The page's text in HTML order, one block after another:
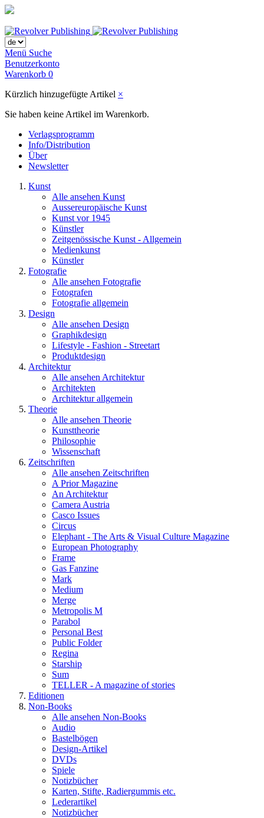
Menü Suche
Benutzerkonto
Warenkorb 0
Kürzlich hinzugefügte Artikel ×
Sie haben keine Artikel im Warenkorb.
Verlagsprogramm
Info/Distribution
Über
Newsletter
Kunst
Alle ansehen Kunst
Aussereuropäische Kunst
Kunst vor 1945
Künstler
Zeitgenössische Kunst - Allgemein
Medienkunst
Künstler
Fotografie
Alle ansehen Fotografie
Fotografen
Fotografie allgemein
Design
Alle ansehen Design
Graphikdesign
Lifestyle - Fashion - Streetart
Produktdesign
Architektur
Alle ansehen Architektur
Architekten
Architektur allgemein
Theorie
Alle ansehen Theorie
Kunsttheorie
Philosophie
Wissenschaft
Zeitschriften
Alle ansehen Zeitschriften
A Prior Magazine
An Architektur
Camera Austria
Casco Issues
Circus
Elephant - The Arts & Visual Culture Magazine
European Photography
Frame
Gas Fanzine
Mark
Medium
Merge
Metropolis M
Parabol
Personal Best
Public Folder
Regina
Starship
Sum
TELLER - A magazine of stories
Editionen
Non-Books
Alle ansehen Non-Books
Audio
Bastelbögen
Design-Artikel
DVDs
Spiele
Notizbücher
Karten, Stifte, Radiergummis etc.
Lederartikel
Notizbücher